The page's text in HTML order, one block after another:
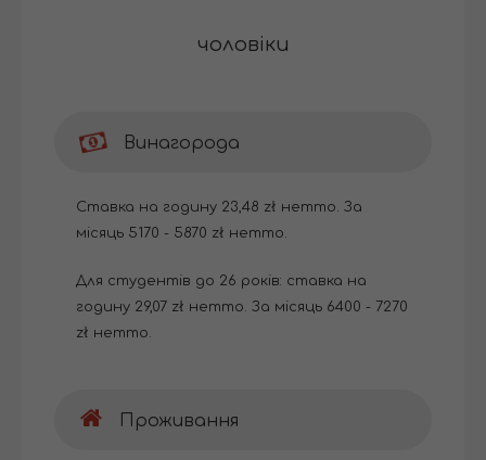
чоловіки
Винагорода
Ставка на годину 23,48 zł нетто. За
місяць 5170 - 5870 zł нетто.
Для студентів до 26 років: ставка на
годину 29,07 zł нетто. За місяць 6400 - 7270
zł нетто.
Проживання